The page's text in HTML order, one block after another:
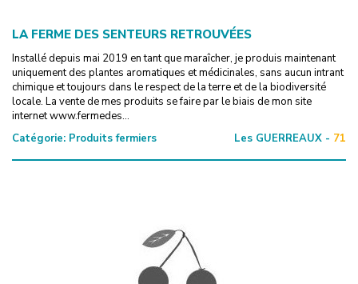
LA FERME DES SENTEURS RETROUVÉES
Installé depuis mai 2019 en tant que maraîcher, je produis maintenant
uniquement des plantes aromatiques et médicinales, sans aucun intrant
chimique et toujours dans le respect de la terre et de la biodiversité
locale. La vente de mes produits se faire par le biais de mon site
internet www.fermedes...
Catégorie: Produits fermiers Les GUERREAUX - 71